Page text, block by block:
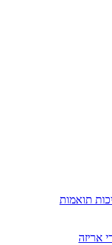
תואמות
אריזה